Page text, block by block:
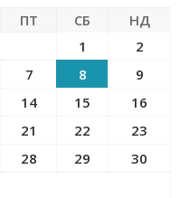
ПТ СБ
НД
1
2
7 8
9
14 15
16
21 22
23
28 29
30